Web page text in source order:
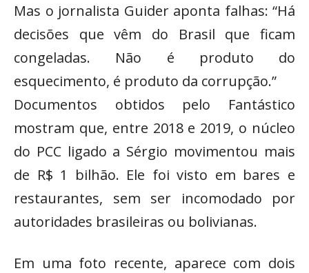
Mas o jornalista Guider aponta falhas: “Há
decisões que vêm do Brasil que ficam
congeladas. Não é produto do
esquecimento, é produto da corrupção.”
Documentos obtidos pelo Fantástico
mostram que, entre 2018 e 2019, o núcleo
do PCC ligado a Sérgio movimentou mais
de R$ 1 bilhão. Ele foi visto em bares e
restaurantes, sem ser incomodado por
autoridades brasileiras ou bolivianas.
Em uma foto recente, aparece com dois